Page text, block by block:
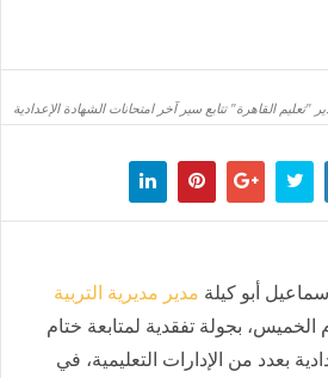
أبو كيلة مدير مديرية التربية
الخميس، بجولة تفقدية لمتابعة ختام
بعدد من الإدارات التعليمية، في